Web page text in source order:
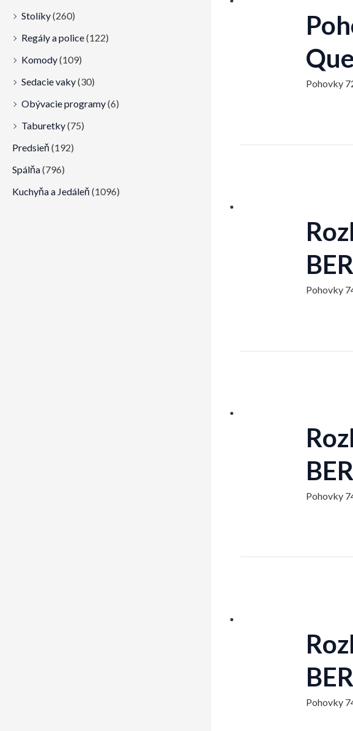
Stolíky(260)
Regály a police(122)
Komody(109)
Sedacie vaky(30)
Obývacie programy(6)
Taburetky(75)
Predsieň (192)
Spálňa(796)
Kuchyňa a Jedáleň (1096)
Pohovky
Pohovky
Pohovky
Pohovky